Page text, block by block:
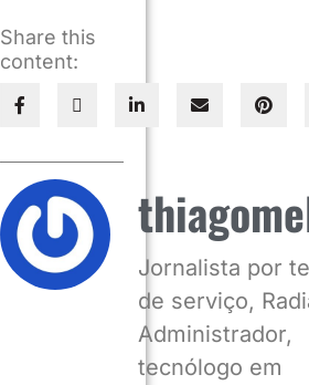
Share this
content:
Jornalista por
de serviço,
Administrador,
tecnólogo em